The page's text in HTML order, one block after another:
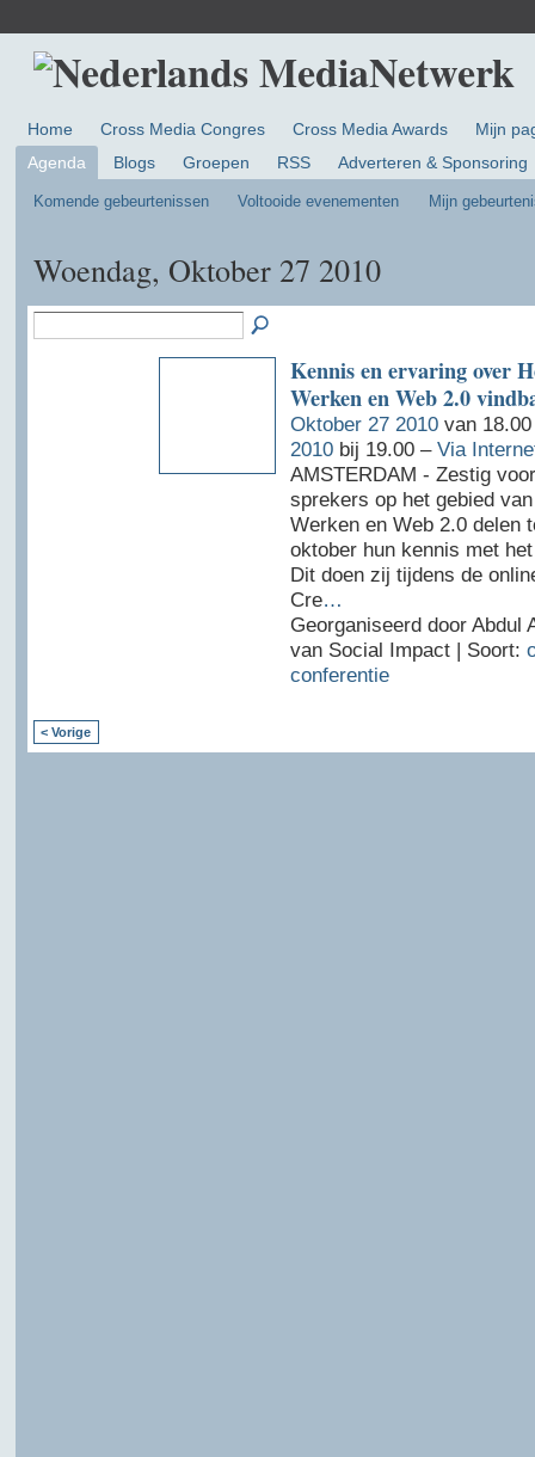
Home Cross Media Congres Cross Media Awards
Mijn
Agenda
Blogs Groepen RSS Adverteren & Sponsoring
Komende gebeurtenissen Voltooide evenementen Mijn
Woendag, Oktober 27 2010
Kennis en ervaring over
Werken en Web 2.0
Oktober 27 2010van
2010bij 19.00 – Via
AMSTERDAM - Zestig
sprekers op het gebied
Werken en Web 2.0 delen
oktober hun kennis met
Dit doen zij tijdens de
Cre…
Georganiseerd door Abdul
van Social Impact | Soort:
conferentie
< Vorige